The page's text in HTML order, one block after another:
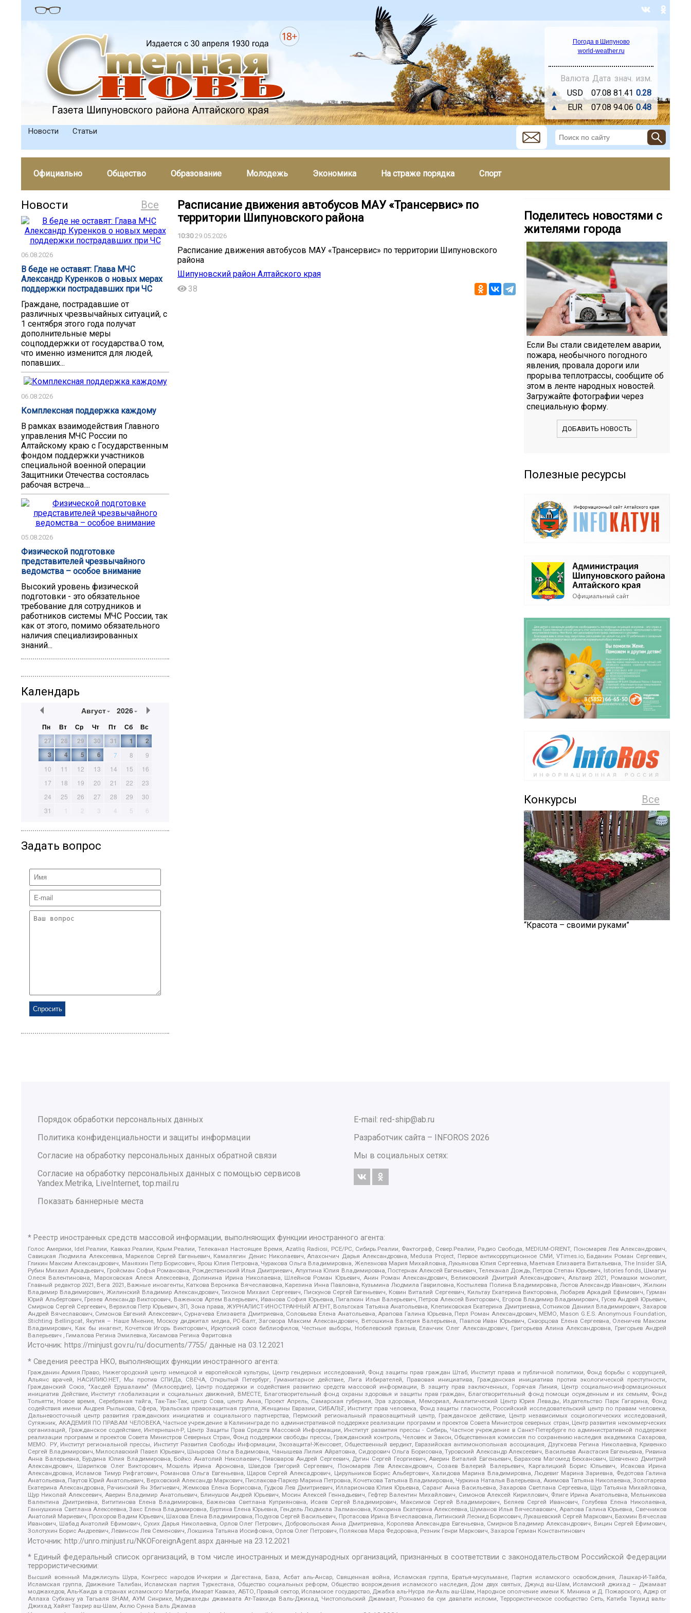
Погода в Шипуново
world-weather.ru
Валюта Дата знач. изм.
▲
USD 07.08 81.41 0.28
▲
EUR 07.08 94.06 0.48
Новости Статьи
Официально Общество Образование Молодежь Экономика На страже порядка Спорт
Все
Новости
06.08.2026
В беде не оставят: Глава МЧС
Александр Куренков о новых мерах
поддержки пострадавших при ЧС
Граждане, пострадавшие от
различных чрезвычайных ситуаций, с
1 сентября этого года получат
дополнительные меры
соцподдержки от государства.О том,
что именно изменится для людей,
попавших...
06.08.2026
Комплексная поддержка каждому
В рамках взаимодействия Главного
управления МЧС России по
Алтайскому краю с Государственным
фондом поддержки участников
специальной военной операции
Защитники Отечества состоялась
рабочая встреча....
05.08.2026
Физической подготовке
представителей чрезвычайного
ведомства – особое внимание
Высокий уровень физической
подготовки - это обязательное
требование для сотрудников и
работников системы МЧС России, так
как от этого, помимо обязательного
наличия специализированных
знаний...
Календарь
Август 2026
Пн Вт Ср Чт Пт Сб
Вс
27
28 29 30 31 1
2
3
4 5 6 7 8
9
10
11 12 13 14 15
16
17
18 19 20 21 22
23
24
25 26 27 28 29
30
31
1 2 3 4 5 6
Задать вопрос
Расписание движения автобусов МАУ «Трансервис» по
территории Шипуновского района
10:3029.05.2026
Расписание движения автобусов МАУ «Трансервис» по территории Шипуновского
района
Шипуновский район Алтайского края
38
Поделитесь новостями с
жителями города
Если Вы стали свидетелем аварии,
пожара, необычного погодного
явления, провала дороги или
прорыва теплотрассы, сообщите об
этом в ленте народных новостей.
Загружайте фотографии через
специальную форму.
ДОБАВИТЬ НОВОСТЬ
Полезные ресурсы
Все
Конкурсы
“Красота – своими руками”
Порядок обработки персональных данных
Политика конфиденциальности и защиты информации
Согласие на обработку персональных данных обратной связи
Согласие на обработку персональных данных с помощью сервисов
Yandex.Metrika, LiveInternet, top.mail.ru
Показать баннерные места
E-mail: red-ship@ab.ru
Разработчик сайта – INFOROS 2026
Мы в социальных сетях:
* Реестр иностранных средств массовой информации, выполняющих функции иностранного агента:
Голос Америки, Idel.Реалии, Кавказ.Реалии, Крым.Реалии, Телеканал Настоящее Время, Azatliq Radiosi, PCE/PC, Сибирь.Реалии, Фактограф, Север.Реалии, Радио Свобода, MEDIUM-ORIENT, Пономарев Лев Александрович,
Савицкая Людмила Алексеевна, Маркелов Сергей Евгеньевич, Камалягин Денис Николаевич, Апахончич Дарья Александровна, Medusa Project, Первое антикоррупционное СМИ, VTimes.io, Баданин Роман Сергеевич,
Гликин Максим Александрович, Маняхин Петр Борисович, Ярош Юлия Петровна, Чуракова Ольга Владимировна, Железнова Мария Михайловна, Лукьянова Юлия Сергеевна, Маетная Елизавета Витальевна, The Insider SIA,
Рубин Михаил Аркадьевич, Гройсман Софья Романовна, Рождественский Илья Дмитриевич, Апухтина Юлия Владимировна, Постернак Алексей Евгеньевич, Телеканал Дождь, Петров Степан Юрьевич, Istories fonds, Шмагун
Олеся Валентиновна, Мароховская Алеся Алексеевна, Долинина Ирина Николаевна, Шлейнов Роман Юрьевич, Анин Роман Александрович, Великовский Дмитрий Александрович, Альтаир 2021, Ромашки монолит,
Главный редактор 2021, Вега 2021, Важные иноагенты, Каткова Вероника Вячеславовна, Карезина Инна Павловна, Кузьмина Людмила Гавриловна, Костылева Полина Владимировна, Лютов Александр Иванович, Жилкин
Владимир Владимирович, Жилинский Владимир Александрович, Тихонов Михаил Сергеевич, Пискунов Сергей Евгеньевич, Ковин Виталий Сергеевич, Кильтау Екатерина Викторовна, Любарев Аркадий Ефимович, Гурман
Юрий Альбертович, Грезев Александр Викторович, Важенков Артем Валерьевич, Иванова София Юрьевна, Пигалкин Илья Валерьевич, Петров Алексей Викторович, Егоров Владимир Владимирович, Гусев Андрей Юрьевич,
Смирнов Сергей Сергеевич, Верзилов Петр Юрьевич, ЗП, Зона права, ЖУРНАЛИСТ-ИНОСТРАННЫЙ АГЕНТ, Вольтская Татьяна Анатольевна, Клепиковская Екатерина Дмитриевна, Сотников Даниил Владимирович, Захаров
Андрей Вячеславович, Симонов Евгений Алексеевич, Сурначева Елизавета Дмитриевна, Соловьева Елена Анатольевна, Арапова Галина Юрьевна, Перл Роман Александрович, МЕМО, Mason G.E.S. Anonymous Foundation,
Stichting Bellingcat, Якутия – Наше Мнение, Москоу диджитал медиа, РС-Балт, Заговора Максим Александрович, Ветошкина Валерия Валерьевна, Павлов Иван Юрьевич, Скворцова Елена Сергеевна, Оленичев Максим
Владимирович, Как бы инагент, Кочетков Игорь Викторович, Иркутский союз библиофилов, Честные выборы, Нобелевский призыв, Еланчик Олег Александрович, Григорьева Алина Александровна, Григорьев Андрей
Валерьевич , Гималова Регина Эмилевна, Хисамова Регина Фаритовна
Источник: https://minjust.gov.ru/ru/documents/7755/ данные на03.12.2021
* Сведения реестра НКО, выполняющих функции иностранного агента:
Гражданин.Армия.Право, Нижегородский центр немецкой и европейской культуры, Центр гендерных исследований, Фонд защиты прав граждан Штаб, Институт права и публичной политики, Фонд борьбы с коррупцией,
Альянс врачей, НАСИЛИЮ.НЕТ, Мы против СПИДа, СВЕЧА, Открытый Петербург, Гуманитарное действие, Лига Избирателей, Правовая инициатива, Гражданская инициатива против экологической преступности,
Гражданский Союз, "Хасдей Ерушалаим" (Милосердие), Центр поддержки и содействия развитию средств массовой информации, В защиту прав заключенных, Горячая Линия, Центр социально-информационных
инициатив Действие, Институт глобализации и социальных движений, ВМЕСТЕ, Благотворительный фонд охраны здоровья и защиты прав граждан, Благотворительный фонд помощи осужденным и их семьям, Фонд
Тольятти, Новое время, Серебряная тайга, Так-Так-Так, центр Сова, центр Анна, Проект Апрель, Самарская губерния, Эра здоровья, Мемориал, Аналитический Центр Юрия Левады, Издательство Парк Гагарина, Фонд
содействия имени Андрея Рылькова, Сфера, Уральская правозащитная группа, Женщины Евразии, СИБАЛЬТ, Институт прав человека, Фонд защиты гласности, Российский исследовательский центр по правам человека,
Дальневосточный центр развития гражданских инициатив и социального партнерства, Пермский региональный правозащитный центр, Гражданское действие, Центр независимых социологических исследований,
Сутяжник, АКАДЕМИЯ ПО ПРАВАМ ЧЕЛОВЕКА, Частное учреждение в Калининграде по административной поддержке реализации программ и проектов Совета Министров северных стран, Центр развития некоммерческих
организаций, Гражданское содействие, Интернешнл-Р, Центр Защиты Прав Средств Массовой Информации, Институт развития прессы - Сибирь, Частное учреждение в Санкт-Петербурге по административной поддержке
реализации программ и проектов Совета Министров Северных Стран, Фонд поддержки свободы прессы, Гражданский контроль, Человек и Закон, Общественная комиссия по сохранению наследия академика Сахарова,
МЕМО. РУ, Институт региональной прессы, Институт Развития Свободы Информации, Экозащита!-Женсовет, Общественный вердикт, Евразийская антимонопольная ассоциация, Дзугкоева Регина Николаевна, Кривенко
Сергей Владимирович, Милославский Павел Юрьевич, Шнырова Ольга Вадимовна, Чанышева Лилия Айратовна, Сидорович Ольга Борисовна, Туровский Александр Алексеевич, Васильева Анастасия Евгеньевна, Ривина
Анна Валерьевна, Бурдина Юлия Владимировна, Бойко Анатолий Николаевич, Пивоваров Андрей Сергеевич, Дугин Сергей Георгиевич, Аверин Виталий Евгеньевич, Барахоев Магомед Бекханович, Шевченко Дмитрий
Александрович, Шарипков Олег Викторович, Мошель Ирина Ароновна, Шведов Григорий Сергеевич, Пономарев Лев Александрович, Созаев Валерий Валерьевич, Каргалицкий Борис Юльевич, Исакова Ирина
Александровна, Исламов Тимур Рифгатович, Романова Ольга Евгеньевна, Щаров Сергей Алексадрович, Цирульников Борис Альбертович, Халидова Марина Владимировна, Людевиг Марина Зариевна, Федотова Галина
Анатольевна, Паутов Юрий Анатольевич, Верховский Александр Маркович, Пислакова-Паркер Марина Петровна, Кочеткова Татьяна Владимировна, Чуркина Наталья Валерьевна, Акимова Татьяна Николаевна, Золотарева
Екатерина Александровна, Рачинский Ян Збигневич, Жемкова Елена Борисовна, Гудков Лев Дмитриевич, Илларионова Юлия Юрьевна, Саранг Анна Васильевна, Захарова Светлана Сергеевна, Щур Татьяна Михайловна,
Щур Николай Алексеевич, Аверин Владимир Анатольевич, Блинушов Андрей Юрьевич, Мосин Алексей Геннадьевич, Гефтер Валентин Михайлович, Симонов Алексей Кириллович, Флиге Ирина Анатольевна, Мельникова
Валентина Дмитриевна, Вититинова Елена Владимировна, Баженова Светлана Куприяновна, Исаев Сергей Владимирович, Максимов Сергей Владимирович, Беляев Сергей Иванович, Голубева Елена Николаевна,
Ганнушкина Светлана Алексеевна, Закс Елена Владимировна, Буртина Елена Юрьевна, Гендель Людмила Залмановна, Кокорина Екатерина Алексеевна, Шуманов Илья Вячеславович, Арапова Галина Юрьевна, Свечников
Анатолий Мариевич, Прохоров Вадим Юрьевич, Шахова Елена Владимировна, Подузов Сергей Васильевич, Протасова Ирина Вячеславовна, Литинский Леонид Борисович, Лукашевский Сергей Маркович, Бахмин Вячеслав
Иванович, Шабад Анатолий Ефимович, Сухих Дарья Николаевна, Орлов Олег Петрович, Добровольская Анна Дмитриевна, Королева Александра Евгеньевна, Смирнов Владимир Александрович, Вицин Сергей Ефимович,
Золотухин Борис Андреевич, Левинсон Лев Семенович, Локшина Татьяна Иосифовна, Орлов Олег Петрович, Полякова Мара Федоровна, Резник Генри Маркович, Захаров Герман Константинович
Источник: http://unro.minjust.ru/NKOForeignAgent.aspx данные на23.12.2021
* Единый федеральный список организаций, в том числе иностранных и международных организаций, признанных в соответствии с законодательством Российской Федерации
террористическими:
Высший военный Маджлисуль Шура, Конгресс народов Ичкерии и Дагестана, База, Асбат аль-Ансар, Священная война, Исламская группа, Братья-мусульмане, Партия исламского освобождения, Лашкар-И-Тайба,
Исламская группа, Движение Талибан, Исламская партия Туркестана, Общество социальных реформ, Общество возрождения исламского наследия, Дом двух святых, Джунд аш-Шам, Исламский джихад – Джамаат
моджахедов, Аль-Каида в странах исламского Магриба, Имарат Кавказ, АБТО, Правый сектор, Исламское государство, Джабха аль-Нусра ли-Ахль аш-Шам, Народное ополчение имени К. Минина и Д. Пожарского, Аджр от
Аллаха Субхану уа Тагьаля SHAM, АУМ Синрике, Муджахеды джамаата Ат-Тавхида Валь-Джихад, Чистопольский Джамаат, Рохнамо ба суи давлати исломи, Террористическое сообщество Сеть, Катиба Таухид валь-
Джихад, Хайят Тахрир аш-Шам, Ахлю Сунна Валь Джамаа